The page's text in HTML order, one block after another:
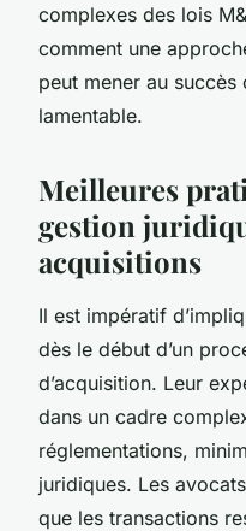
complexes des lois
comment une
peut mener au succès
lamentable.
Meilleures
gestion
acquisitions
Il est impératif
dès le début d’un
d’acquisition. Leur
dans un cadre
réglementations,
juridiques. Les
que les transactions